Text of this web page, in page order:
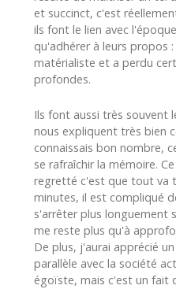
et succinct, c'est
ils font le lien avec
qu'adhérer à leurs propos
matérialiste et a perdu
profondes.
Ils font aussi très souvent
nous expliquent très bien
connaissais bon nombre,
se rafraîchir la mémoire.
regretté c'est que tout va
minutes, il est compliqué
s'arrêter plus longuement
me reste plus qu'à
De plus, j'aurai apprécié
parallèle avec la société
égoïste, mais c'est un fait